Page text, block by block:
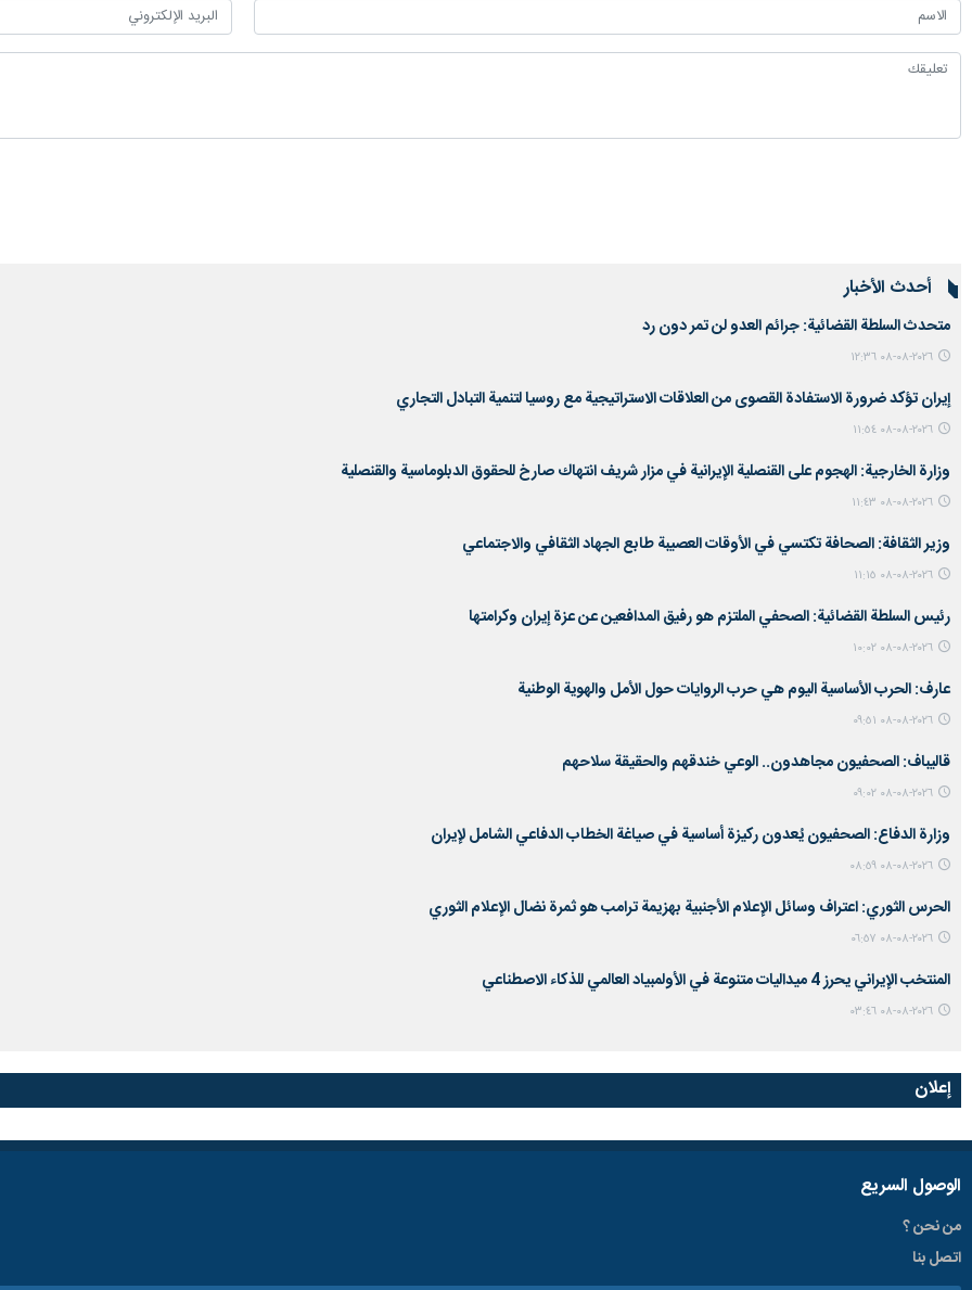
أحدث الأخبار
متحدث السلطة القضائية: جرائم العدو لن تمر دون رد
٢٠٢٦-٠٨-٠٨ ١٢:٣٦
إيران تؤكد ضرورة الاستفادة القصوى من العلاقات الاستراتيجية مع روسيا لتنمية التبادل التجاري
٢٠٢٦-٠٨-٠٨ ١١:٥٤
وزارة الخارجية: الهجوم على القنصلية الإيرانية في مزار شريف انتهاك صارخ للحقوق الدبلوماسية والقنصلية
٢٠٢٦-٠٨-٠٨ ١١:٤٣
وزير الثقافة: الصحافة تكتسي في الأوقات العصيبة طابع الجهاد الثقافي والاجتماعي
٢٠٢٦-٠٨-٠٨ ١١:١٥
رئيس السلطة القضائية: الصحفي الملتزم هو رفيق المدافعين عن عزة إيران وكرامتها
٢٠٢٦-٠٨-٠٨ ١٠:٠٢
عارف: الحرب الأساسية اليوم هي حرب الروايات حول الأمل والهوية الوطنية
٢٠٢٦-٠٨-٠٨ ٠٩:٥١
قاليباف: الصحفيون مجاهدون.. الوعي خندقهم والحقيقة سلاحهم
٢٠٢٦-٠٨-٠٨ ٠٩:٠٢
وزارة الدفاع: الصحفيون يُعدون ركيزة أساسية في صياغة الخطاب الدفاعي الشامل لإيران
٢٠٢٦-٠٨-٠٨ ٠٨:٥٩
الحرس الثوري: اعتراف وسائل الإعلام الأجنبية بهزيمة ترامب هو ثمرة نضال الإعلام الثوري
٢٠٢٦-٠٨-٠٨ ٠٦:٥٧
المنتخب الإيراني يحرز 4 ميداليات متنوعة في الأولمبياد العالمي للذكاء الاصطناعي
٢٠٢٦-٠٨-٠٨ ٠٣:٤٦
إعلان
الوصول السریع
من نحن ؟
اتصل بنا